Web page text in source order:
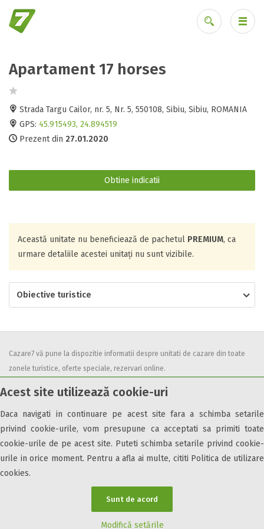
Acest site utilizează cookie-uri
Daca navigati in continuare pe acest site fara a schimba setarile
privind cookie-urile, vom presupune ca acceptati sa primiti toate
cookie-urile de pe acest site. Puteti schimba setarile privind cookie-
urile in orice moment. Pentru a afla ai multe, cititi Politica de utilizare
cookies.
Sunt de acord
Modifică setările
Apartament 17 horses
Strada Targu Cailor, nr. 5, Nr. 5, 550108, Sibiu, Sibiu, ROMANIA
GPS: 45.915493, 24.894519
Prezent din 27.01.2020
Obtine indicatii
Această unitate nu beneficiează de pachetul PREMIUM, ca
urmare detaliile acestei unitați nu sunt vizibile.
Obiective turistice
Cazare7 vă pune la dispozitie informatii despre unitati de cazare din toate
zonele turistice, oferte speciale, rezervari online.
condițiile de utilizare.
Informații utile Parteneri Cazare7